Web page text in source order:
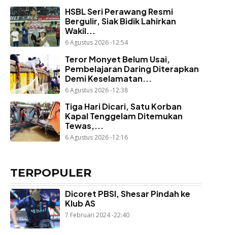
HSBL Seri Perawang Resmi
Bergulir, Siak Bidik Lahirkan
Wakil...
6 Agustus 2026 -12:54
Teror Monyet Belum Usai,
Pembelajaran Daring Diterapkan
Demi Keselamatan...
6 Agustus 2026 -12:38
Tiga Hari Dicari, Satu Korban
Kapal Tenggelam Ditemukan
Tewas,...
6 Agustus 2026 -12:16
TERPOPULER
Dicoret PBSI, Shesar Pindah ke
Klub AS
7 Februari 2024 -22:40